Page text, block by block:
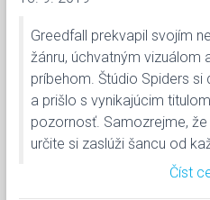
Greedfall prekvapil svojím
žánru, úchvatným vizuálom
príbehom. Štúdio Spiders
a prišlo s vynikajúcim
pozornosť. Samozrejme,
určite si zaslúži šancu od
Číst